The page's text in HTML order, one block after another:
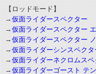
【ロッドモード】
→仮面ライダースペクター
→仮面ライダースペクター
→仮面ライダースペクター
→仮面ライダーシンスペクタ
→仮面ライダーネクロムスペ
→仮面ライダーゴースト テ